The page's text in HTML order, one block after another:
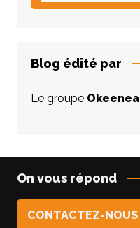
Blog édité par
Le groupe Okeenea
On vous répond
CONTACTEZ-NOUS